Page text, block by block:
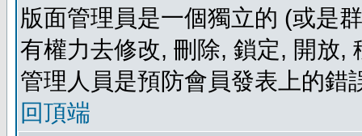
版面管理員是一個獨立的 (或是
有權力去修改, 刪除, 鎖定, 開放,
管理人員是預防會員發表上的錯
回頂端